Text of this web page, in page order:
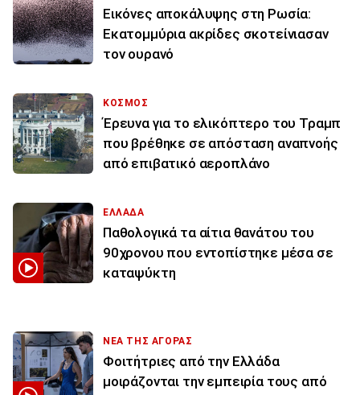
Εικόνες αποκάλυψης στη Ρωσία:
Εκατομμύρια ακρίδες σκοτείνιασαν
τον ουρανό
ΚΟΣΜΟΣ
Έρευνα για το ελικόπτερο του Τραμπ
που βρέθηκε σε απόσταση αναπνοής
από επιβατικό αεροπλάνο
ΕΛΛΑΔΑ
Παθολογικά τα αίτια θανάτου του
90χρονου που εντοπίστηκε μέσα σε
καταψύκτη
ΝΕΑ ΤΗΣ ΑΓΟΡΑΣ
Φοιτήτριες από την Ελλάδα
μοιράζονται την εμπειρία τους από